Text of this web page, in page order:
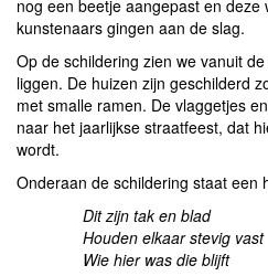
nog een beetje aangepast en deze
kunstenaars gingen aan de slag.
Op de schildering zien we vanuit
liggen. De huizen zijn geschilderd
met smalle ramen. De vlaggetjes
naar het jaarlijkse straatfeest, dat
wordt.
Onderaan de schildering staat een
Dit zijn tak en blad
Houden elkaar stevig vast
Wie hier was die blijft